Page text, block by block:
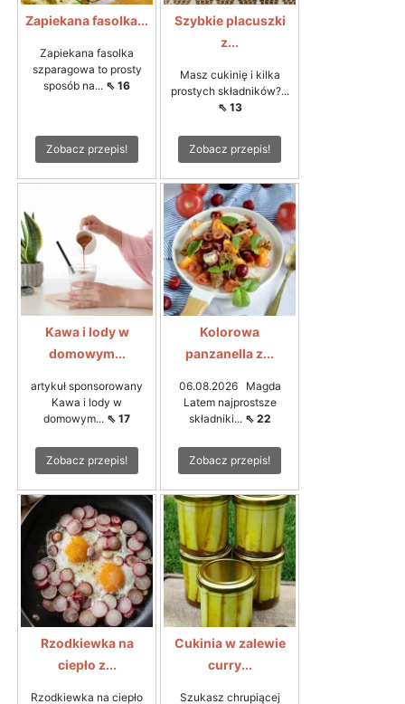
Zapiekana fasolka...
Zapiekana fasolka
szparagowa to prosty
sposób na... ⇖ 16
Zobacz przepis!
Szybkie placuszki
z...
Masz cukinię i kilka
prostych składników?...
⇖ 13
Zobacz przepis!
Kawa i lody w
domowym...
artykuł sponsorowany
Kawa i lody w
domowym... ⇖ 17
Zobacz przepis!
Kolorowa
panzanella z...
06.08.2026 Magda
Latem najprostsze
składniki... ⇖ 22
Zobacz przepis!
Rzodkiewka na
ciepło z...
Rzodkiewka na ciepło
Cukinia w zalewie
curry...
Szukasz chrupiącej